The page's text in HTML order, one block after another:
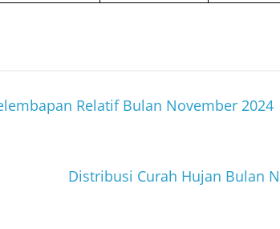
Relatif Bulan November 2024
Distribusi Curah Hujan Bulan